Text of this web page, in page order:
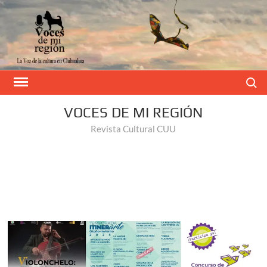
VOCES DE MI REGIÓN
Revista Cultural CUU